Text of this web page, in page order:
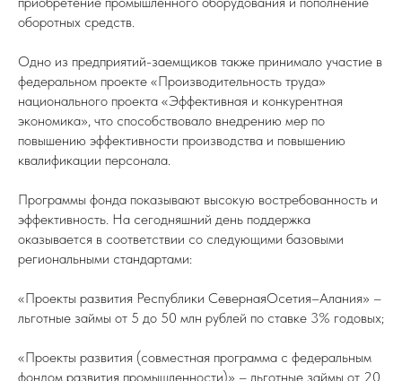
оборотных средств.
Одно из предприятий-заемщиков также принимало участие в
федеральном проекте «Производительность труда»
национального проекта «Эффективная и конкурентная
экономика», что способствовало внедрению мер по
повышению эффективности производства и повышению
квалификации персонала.
Программы фонда показывают высокую востребованность и
эффективность. На сегодняшний день поддержка
оказывается в соответствии со следующими базовыми
региональными стандартами:
«Проекты развития Республики СевернаяОсетия–Алания» –
льготные займы от 5 до 50 млн рублей по ставке 3% годовых;
«Проекты развития (совместная программа с федеральным
фондом развития промышленности)» – льготные займы от 20